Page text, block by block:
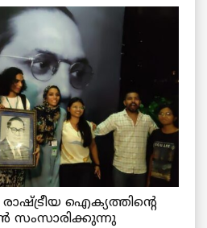
ഐക്യത്തിന്റെ
സംസാരിക്കുന്നു